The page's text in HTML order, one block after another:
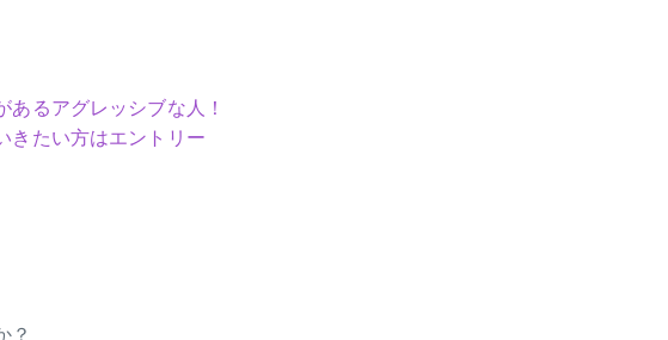
るアグレッシブな人！
きたい方はエントリー
？